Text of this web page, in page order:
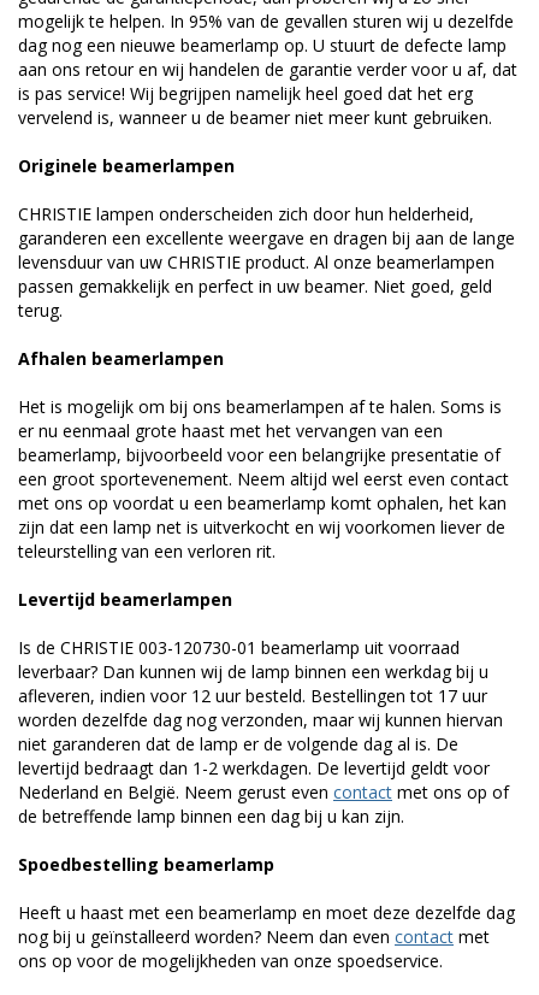
mogelijk te helpen. In 95% van de gevallen sturen wij u dezelfde
dag nog een nieuwe beamerlamp op. U stuurt de defecte lamp
aan ons retour en wij handelen de garantie verder voor u af, dat
is pas service! Wij begrijpen namelijk heel goed dat het erg
vervelend is, wanneer u de beamer niet meer kunt gebruiken.
Originele beamerlampen
CHRISTIE lampen onderscheiden zich door hun helderheid,
garanderen een excellente weergave en dragen bij aan de lange
levensduur van uw CHRISTIE product. Al onze beamerlampen
passen gemakkelijk en perfect in uw beamer. Niet goed, geld
terug.
Afhalen beamerlampen
Het is mogelijk om bij ons beamerlampen af te halen. Soms is
er nu eenmaal grote haast met het vervangen van een
beamerlamp, bijvoorbeeld voor een belangrijke presentatie of
een groot sportevenement. Neem altijd wel eerst even contact
met ons op voordat u een beamerlamp komt ophalen, het kan
zijn dat een lamp net is uitverkocht en wij voorkomen liever de
teleurstelling van een verloren rit.
Levertijd beamerlampen
Is de CHRISTIE 003-120730-01 beamerlamp uit voorraad
leverbaar? Dan kunnen wij de lamp binnen een werkdag bij u
afleveren, indien voor 12 uur besteld. Bestellingen tot 17 uur
worden dezelfde dag nog verzonden, maar wij kunnen hiervan
niet garanderen dat de lamp er de volgende dag al is. De
levertijd bedraagt dan 1-2 werkdagen. De levertijd geldt voor
Nederland en België. Neem gerust even contact met ons op of
de betreffende lamp binnen een dag bij u kan zijn.
Spoedbestelling beamerlamp
Heeft u haast met een beamerlamp en moet deze dezelfde dag
nog bij u geïnstalleerd worden? Neem dan even contact met
ons op voor de mogelijkheden van onze spoedservice.